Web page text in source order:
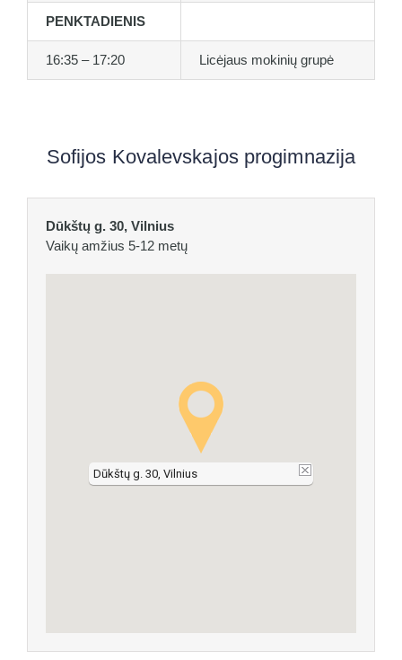
PENKTADIENIS
16:35 – 17:20 Licėjaus mokinių grupė
Sofijos Kovalevskajos progimnazija
Dūkštų g. 30, Vilnius
Vaikų amžius 5-12 metų
Dūkštų g. 30, Vilnius